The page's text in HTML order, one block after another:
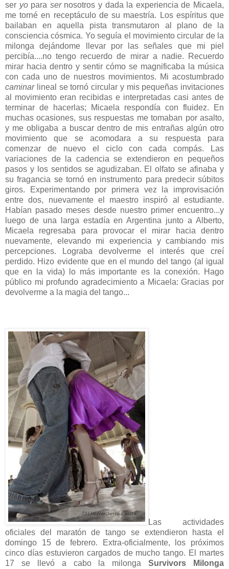
ser yopara sernosotros y dada la experiencia de Micaela,
me torné en receptáculo de su maestría. Los espíritus que
bailaban en aquella pista transmutaron al plano de la
consciencia cósmica. Yo seguía el movimiento circular de la
milonga dejándome llevar por las señales que mi piel
percibía....no tengo recuerdo de mirar a nadie. Recuerdo
mirar hacia dentro y sentir cómo se magnificaba la música
con cada uno de nuestros movimientos. Mi acostumbrado
caminarlineal se tornó circular y mis pequeñas invitaciones
al movimiento eran recibidas e interpretadas casi antes de
terminar de hacerlas; Micaela respondía con fluidez. En
muchas ocasiones, sus respuestas me tomaban por asalto,
y me obligaba a buscar dentro de mis entrañas algún otro
movimiento que se acomodara a su respuesta para
comenzar de nuevo el ciclo con cada compás. Las
variaciones de la cadencia se extendieron en pequeños
pasos y los sentidos se agudizaban. El olfato se afinaba y
su fragancia se tornó en instrumento para predecir súbitos
giros. Experimentando por primera vez la improvisación
entre dos, nuevamente el maestro inspiró al estudiante.
Habían pasado meses desde nuestro primer encuentro...y
luego de una larga estadía en Argentina junto a Alberto,
Micaela regresaba para provocar el mirar hacia dentro
nuevamente, elevando mi experiencia y cambiando mis
percepciones. Lograba devolverme el interés que creí
perdido. Hizo evidente que en el mundo del tango (al igual
que en la vida) lo más importante es la conexión. Hago
público mi profundo agradecimiento a Micaela: Gracias por
devolverme a la magia del tango...
Las actividades
oficiales del maratón de tango se extendieron hasta el
domingo 15 de febrero. Extra-oficialmente, los próximos
cinco días estuvieron cargados de mucho tango. El martes
17 se llevó a cabo la milongaSurvivors Milonga